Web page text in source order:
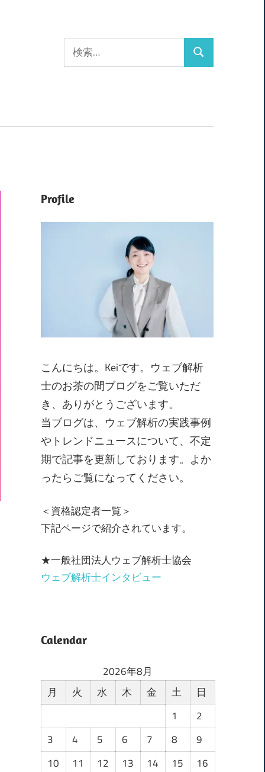
索:
検
Profile
こんにちは。Keiです。ウェブ解析
士のお茶の間ブログをご覧いただ
き、ありがとうございます。
当ブログは、ウェブ解析の実践事例
やトレンドニュースについて、不定
期で記事を更新しております。よか
ったらご覧になってください。
＜資格認定者一覧＞
下記ページで紹介されています。
★一般社団法人ウェブ解析士協会
ウェブ解析士インタビュー
Calendar
2026年8月
月
火 水 木 金 土 日
1
2
3
4 5 6 7 8
9
10
11 12 13 14 15
16